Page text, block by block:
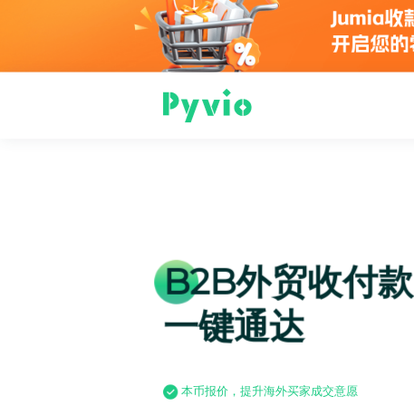
B2B外贸收付款
一键通达
本币报价，提升海外买家成交意愿